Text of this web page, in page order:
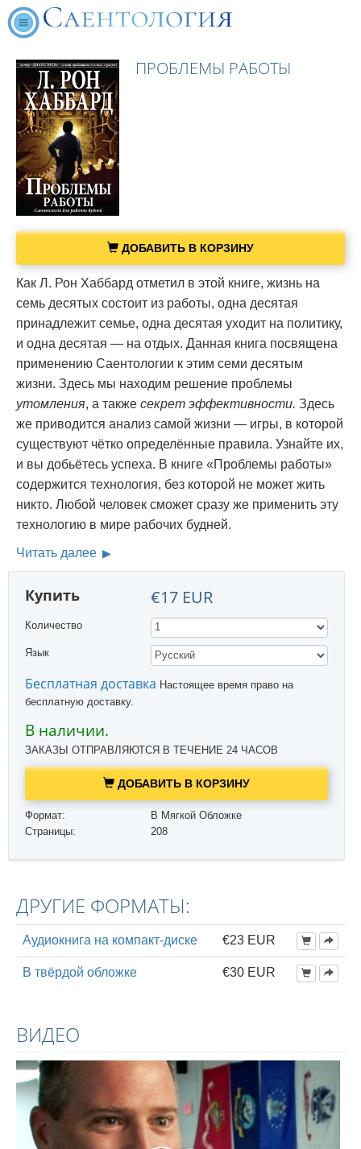
ПРОБЛЕМЫ РАБОТЫ
ДОБАВИТЬ В КОРЗИНУ
Как Л. Рон Хаббард отметил в этой книге, жизнь на
семь десятых состоит из работы, одна десятая
принадлежит семье, одна десятая уходит на политику,
и одна десятая — на отдых. Данная книга посвящена
применению Саентологии к этим семи десятым
жизни. Здесь мы находим решение проблемы
утомления, а также секрет эффективности. Здесь
же приводится анализ самой жизни — игры, в которой
существуют чётко определённые правила. Узнайте их,
и вы добьётесь успеха. В книге «Проблемы работы»
содержится технология, без которой не может жить
никто. Любой человек сможет сразу же применить эту
технологию в мире рабочих будней.
Читать далее
Купить €17 EUR
Количество
Язык
Бесплатная доставка Настоящее время право на
бесплатную доставку.
В наличии.
ЗАКАЗЫ ОТПРАВЛЯЮТСЯ В ТЕЧЕНИЕ 24 ЧАСОВ
ДОБАВИТЬ В КОРЗИНУ
Формат:
В Мягкой Обложке
Страницы:
208
ДРУГИЕ ФОРМАТЫ:
Аудиокнига на компакт-диске €23 EUR
В твёрдой обложке €30 EUR
ВИДЕО